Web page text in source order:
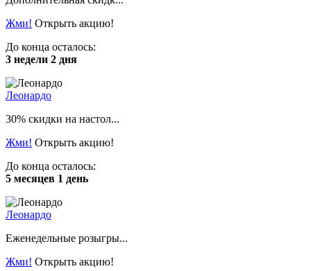
Жми! Открыть акцию!
До конца осталось:
3 недели 2 дня
Леонардо
30% скидки на настол...
Жми! Открыть акцию!
До конца осталось:
5 месяцев 1 день
Леонардо
Еженедельные розыгры...
Жми! Открыть акцию!